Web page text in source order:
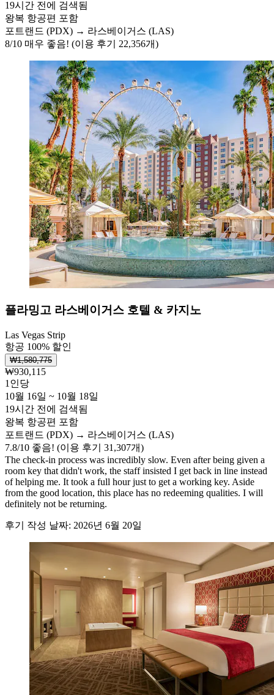
19시간 전에 검색됨
왕복 항공편 포함
포트랜드 (PDX) → 라스베이거스 (LAS)
8/10 매우 좋음! (이용 후기 22,356개)
플라밍고 라스베이거스 호텔 & 카지노
Las Vegas Strip
항공 100% 할인
₩1,580,775
₩930,115
1인당
10월 16일 ~ 10월 18일
19시간 전에 검색됨
왕복 항공편 포함
포트랜드 (PDX) → 라스베이거스 (LAS)
7.8/10 좋음! (이용 후기 31,307개)
The check-in process was incredibly slow. Even after being given a
room key that didn't work, the staff insisted I get back in line instead
of helping me. It took a full hour just to get a working key. Aside
from the good location, this place has no redeeming qualities. I will
definitely not be returning.
후기 작성 날짜: 2026년 6월 20일